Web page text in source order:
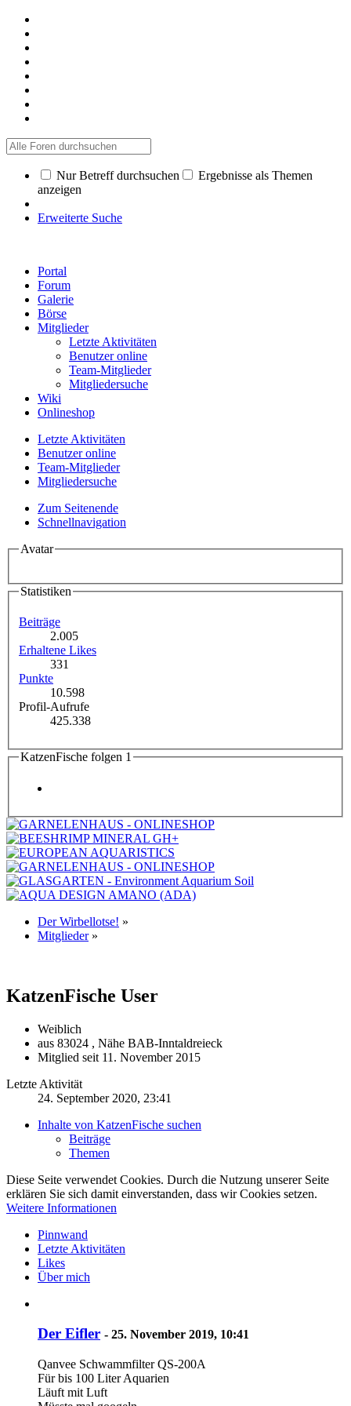
Nur Betreff durchsuchen
Ergebnisse als Themen
anzeigen
Erweiterte Suche
Portal
Forum
Galerie
Börse
Mitglieder
Letzte Aktivitäten
Benutzer online
Team-Mitglieder
Mitgliedersuche
Wiki
Onlineshop
Letzte Aktivitäten
Benutzer online
Team-Mitglieder
Mitgliedersuche
Zum Seitenende
Schnellnavigation
Avatar
Statistiken
Beiträge
2.005
Erhaltene Likes
331
Punkte
10.598
Profil-Aufrufe
425.338
KatzenFische folgen 1
Der Wirbellotse! »
Mitglieder »
KatzenFische User
Weiblich
aus 83024 , Nähe BAB-Inntaldreieck
Mitglied seit 11. November 2015
Letzte Aktivität
24. September 2020, 23:41
Inhalte von KatzenFische suchen
Beiträge
Themen
Diese Seite verwendet Cookies. Durch die Nutzung unserer Seite
erklären Sie sich damit einverstanden, dass wir Cookies setzen.
Weitere Informationen
Pinnwand
Letzte Aktivitäten
Likes
Über mich
Der Eifler - 25. November 2019, 10:41
Qanvee Schwammfilter QS-200A
Für bis 100 Liter Aquarien
Läuft mit Luft